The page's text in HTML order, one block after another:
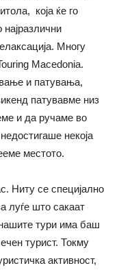
која ќе го
Многу
Macedonia.
и патувања,
патувавме низ
и да ручаме во
некоја
местото.
Ниту се специјално
луѓе што сакаат
тури има баш
турист. Токму
активност,